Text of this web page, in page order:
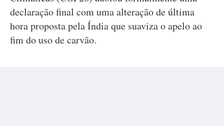
declaração final com uma alteração de última
hora proposta pela Índia que suaviza o apelo ao
fim do uso de carvão.